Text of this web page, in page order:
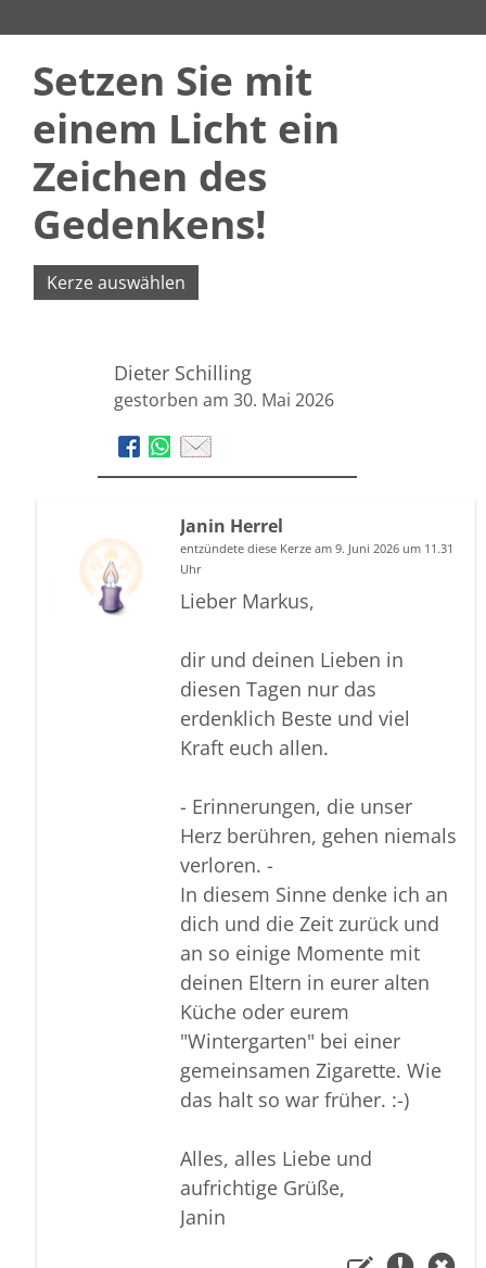
Setzen Sie mit
einem Licht ein
Zeichen des
Gedenkens!
Kerze auswählen
Dieter Schilling
gestorben am 30. Mai 2026
Janin Herrel
entzündete diese Kerze am 9. Juni 2026 um 11.31
Uhr
Lieber Markus,
dir und deinen Lieben in
diesen Tagen nur das
erdenklich Beste und viel
Kraft euch allen.
- Erinnerungen, die unser
Herz berühren, gehen niemals
verloren. -
In diesem Sinne denke ich an
dich und die Zeit zurück und
an so einige Momente mit
deinen Eltern in eurer alten
Küche oder eurem
"Wintergarten" bei einer
gemeinsamen Zigarette. Wie
das halt so war früher. :-)
Alles, alles Liebe und
aufrichtige Grüße,
Janin